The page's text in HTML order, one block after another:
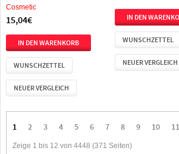
Cosmetic
15,04€
WUNSCHZETTEL
NEUER VERGLEICH
WUNSCHZETTEL
NEUER VERGLEICH
1 2 3 4 5 6 7 8 9 10 11
Zeige 1 bis 12 von 4448 (371 Seiten)